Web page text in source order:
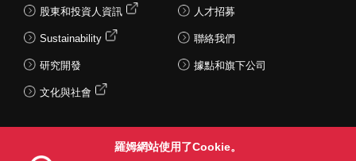
股東和投資人資訊
Sustainability
研究開發
文化與社會
人才招募
聯絡我們
據點和旗下公司
羅姆網站使用了Cookie。